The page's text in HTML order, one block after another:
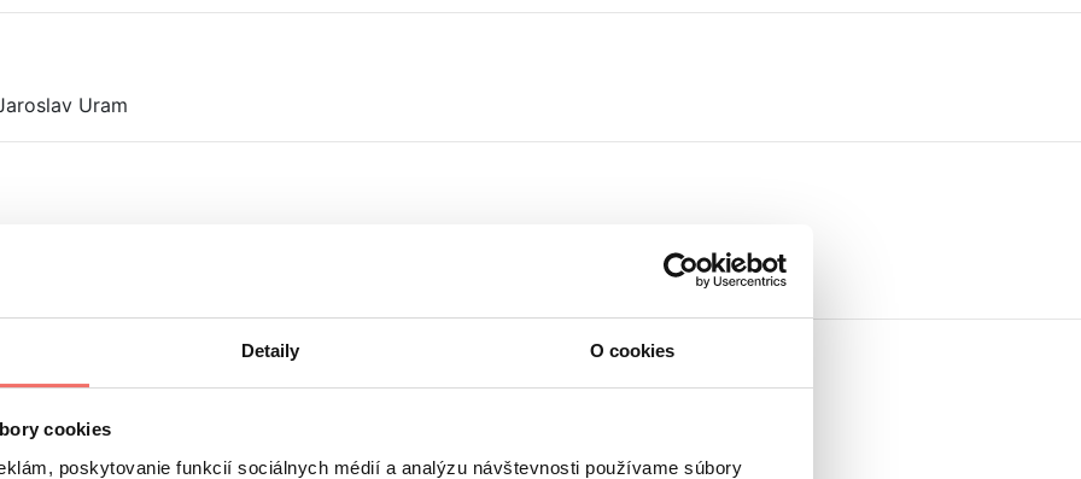
Detaily O cookies
cookies
poskytovanie funkcií sociálnych médií a analýzu návštevnosti používame súbory
Uram